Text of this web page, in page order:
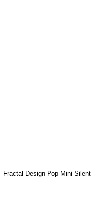
Fractal Design Pop Mini Silent